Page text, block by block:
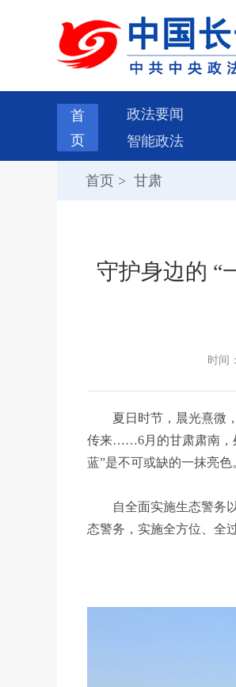
首
页
政法要闻
智能政法
首页 > 甘肃
守护身边的 “
时间
夏日时节，晨光熹微
传来……6月的甘肃肃南，
蓝”是不可或缺的一抹亮色
自全面实施生态警务
态警务，实施全方位、全